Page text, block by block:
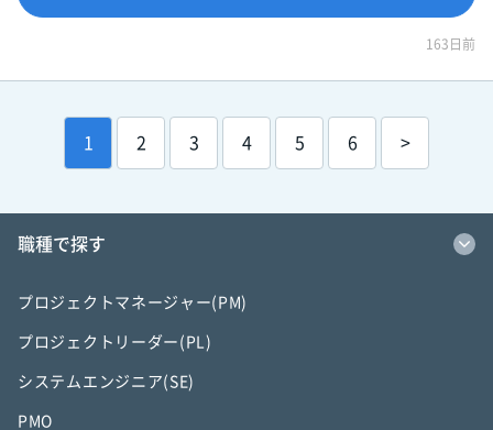
163日前
1 2 3 4 5 6 >
職種で探す
プロジェクトマネージャー(PM)
プロジェクトリーダー(PL)
システムエンジニア(SE)
PMO